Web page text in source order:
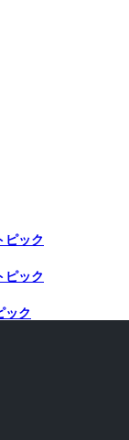
ピック
ピック
ック